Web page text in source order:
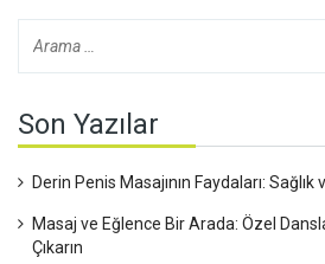
Son Yazılar
Derin Penis Masajının Faydaları:
Masaj ve Eğlence Bir Arada: Özel
Çıkarın